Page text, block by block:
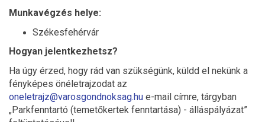
Munkavégzés helye:
Székesfehérvár
Hogyan jelentkezhetsz?
Ha úgy érzed, hogy rád van szükségünk, küldd el nekünk a
fényképes önéletrajzodat az
oneletrajz@varosgondnoksag.hu e-mail címre, tárgyban
„Parkfenntartó (temetőkertek fenntartása) - álláspályázat”